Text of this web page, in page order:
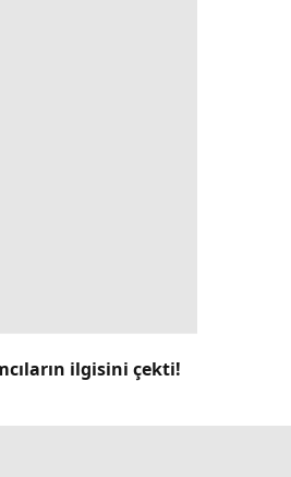
ilgisini çekti!